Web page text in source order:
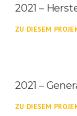
2021 –
ZU DIESEM
2021 –
ZU DIESEM